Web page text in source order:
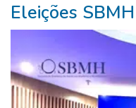
Eleições